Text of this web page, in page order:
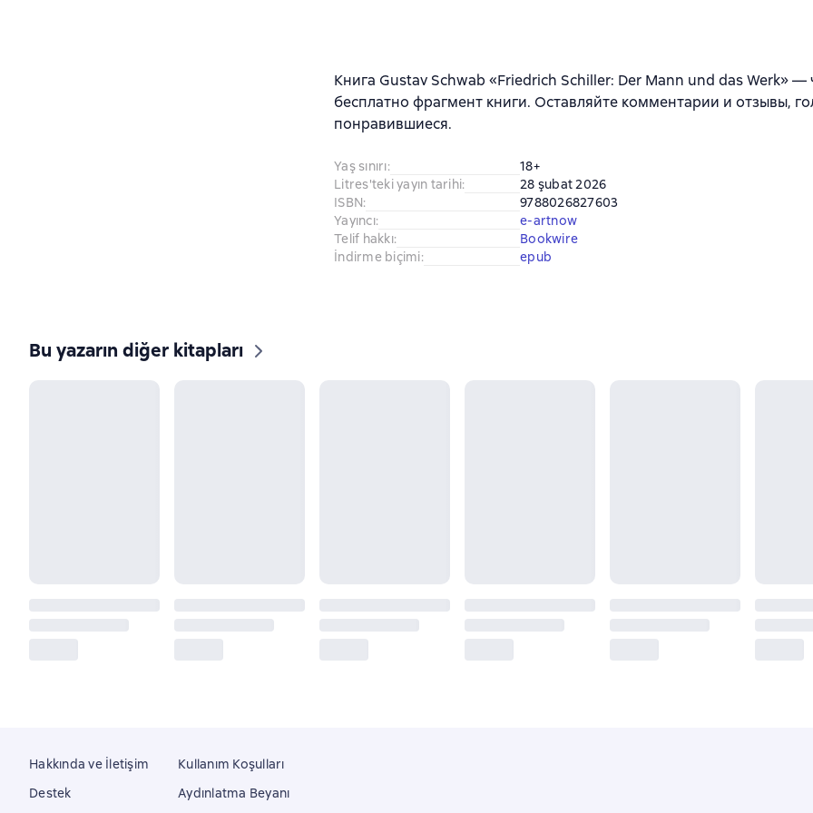
Книга Gustav Schwab «Friedrich Schiller: Der Mann und das Werk» —
бесплатно фрагмент книги. Оставляйте комментарии и отзывы,
понравившиеся.
Yaş sınırı:
18+
Litres'teki yayın tarihi:
28 şubat 2026
ISBN:
9788026827603
Yayıncı:
e-artnow
Telif hakkı:
Bookwire
İndirme biçimi: epub
Bu yazarın diğer kitapları
Hakkında ve İletişim
Destek
Kullanım Koşulları
Aydınlatma Beyanı